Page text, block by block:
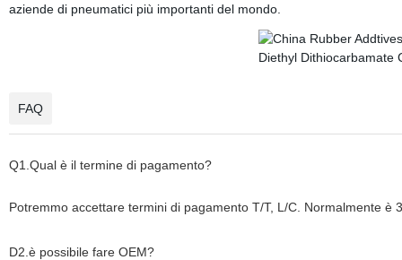
aziende di pneumatici più importanti del mondo.
FAQ
Q1.Qual è il termine di pagamento?
Potremmo accettare termini di pagamento T/T, L/C. Normalmente
D2.è possibile fare OEM?